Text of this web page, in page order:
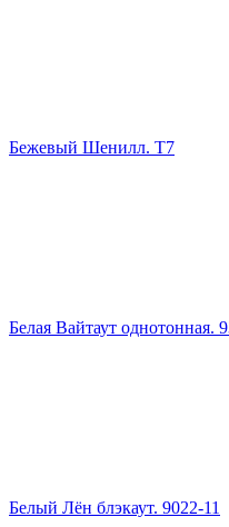
Бежевый Шенилл. Т7
Белая Вайтаут однотонная.
Белый Лён блэкаут. 9022-11